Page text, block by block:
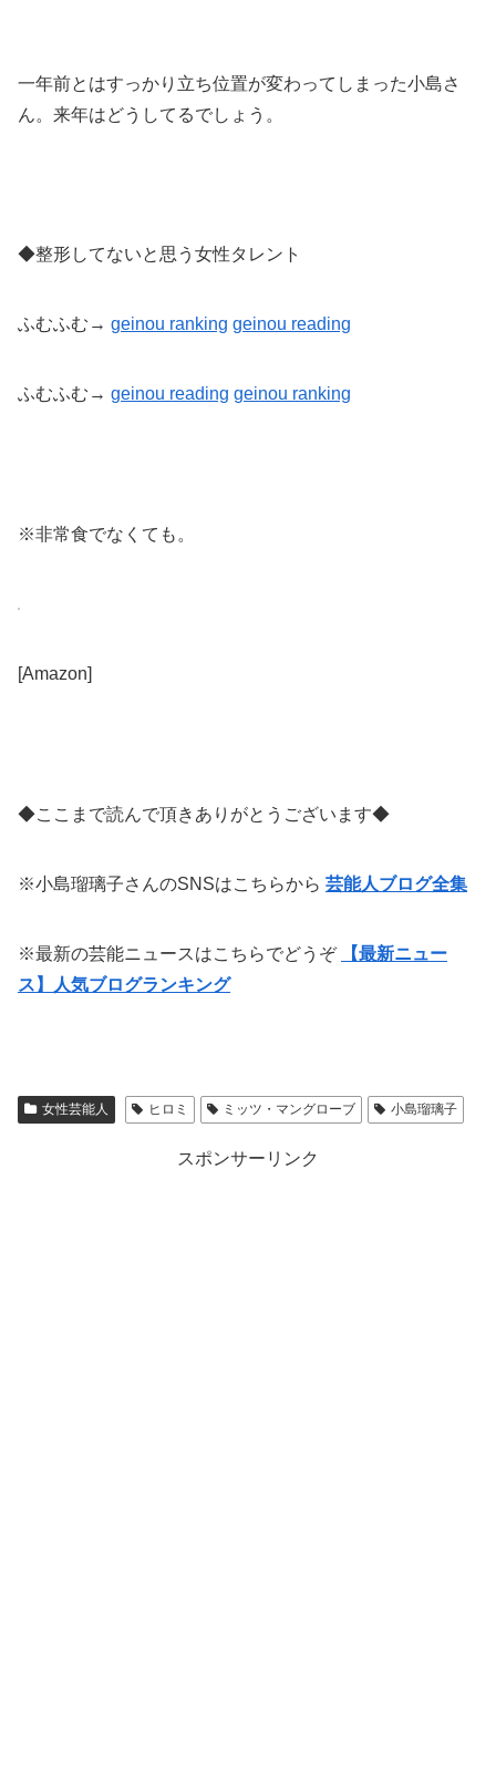
一年前とはすっかり立ち位置が変わってしまった小島さ
ん。来年はどうしてるでしょう。
◆整形してないと思う女性タレント
ふむふむ→ geinou ranking geinou reading
ふむふむ→ geinou reading geinou ranking
※非常食でなくても。
[Amazon]
◆ここまで読んで頂きありがとうございます◆
※小島瑠璃子さんのSNSはこちらから 芸能人ブログ全集
※最新の芸能ニュースはこちらでどうぞ
【最新ニュー
ス】人気ブログランキング
女性芸能人 ヒロミ ミッツ・マングローブ 小島瑠璃子
スポンサーリンク